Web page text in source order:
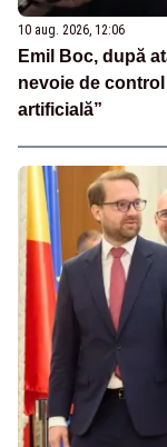
10 aug. 2026, 12:06
Emil Boc, după
nevoie de
artificială”